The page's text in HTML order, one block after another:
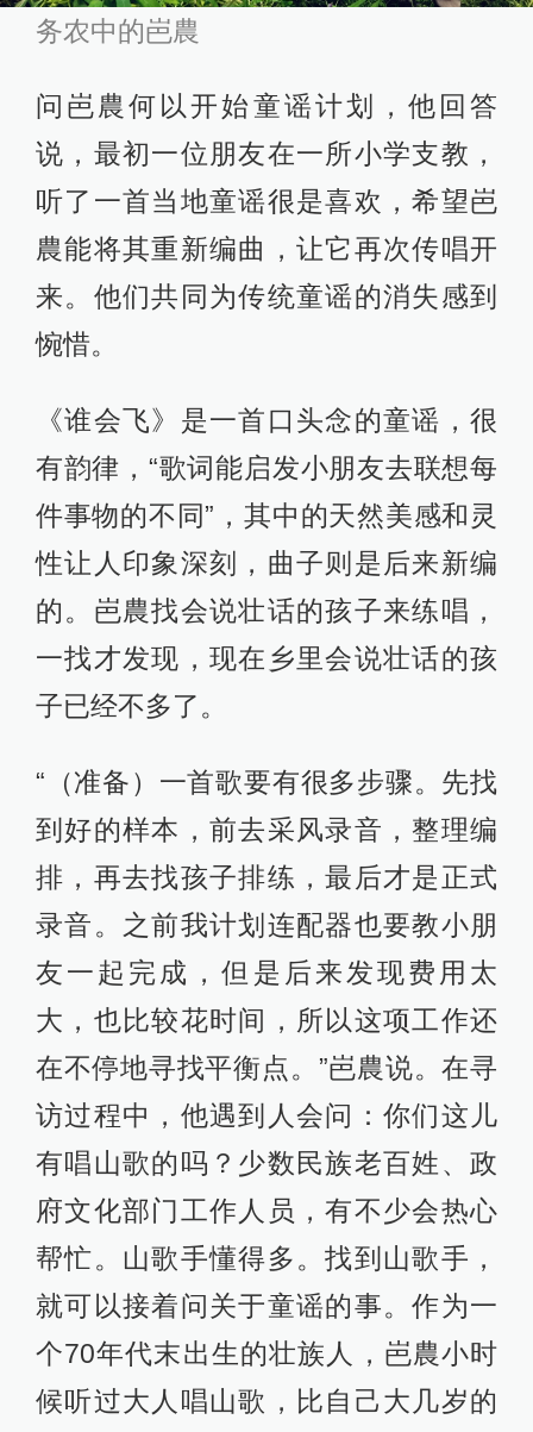
务农中的岜農
问岜農何以开始童谣计划，他回答
说，最初一位朋友在一所小学支教，
听了一首当地童谣很是喜欢，希望岜
農能将其重新编曲，让它再次传唱开
来。他们共同为传统童谣的消失感到
惋惜。
《谁会飞》是一首口头念的童谣，很
有韵律，“歌词能启发小朋友去联想每
件事物的不同”，其中的天然美感和灵
性让人印象深刻，曲子则是后来新编
的。岜農找会说壮话的孩子来练唱，
一找才发现，现在乡里会说壮话的孩
子已经不多了。
“（准备）一首歌要有很多步骤。先找
到好的样本，前去采风录音，整理编
排，再去找孩子排练，最后才是正式
录音。之前我计划连配器也要教小朋
友一起完成，但是后来发现费用太
大，也比较花时间，所以这项工作还
在不停地寻找平衡点。”岜農说。在寻
访过程中，他遇到人会问：你们这儿
有唱山歌的吗？少数民族老百姓、政
府文化部门工作人员，有不少会热心
帮忙。山歌手懂得多。找到山歌手，
就可以接着问关于童谣的事。作为一
个70年代末出生的壮族人，岜農小时
候听过大人唱山歌，比自己大几岁的